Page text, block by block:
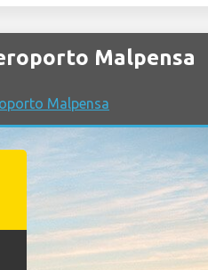
Malpensa
Malpensa